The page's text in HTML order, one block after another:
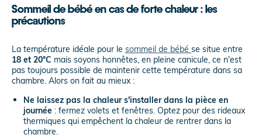
Sommeil de bébé en cas de forte chaleur : les
précautions
La température idéale pour le sommeil de bébé se situe entre
18 et 20°C mais soyons honnêtes, en pleine canicule, ce n'est
pas toujours possible de maintenir cette température dans sa
chambre. Alors on fait au mieux :
Ne laissez pas la chaleur s'installer dans la pièce en
journée : fermez volets et fenêtres. Optez pour des rideaux
thermiques qui empêchent la chaleur de rentrer dans la
chambre.